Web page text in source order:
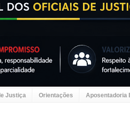
Justiça Orientações Aposentadoria